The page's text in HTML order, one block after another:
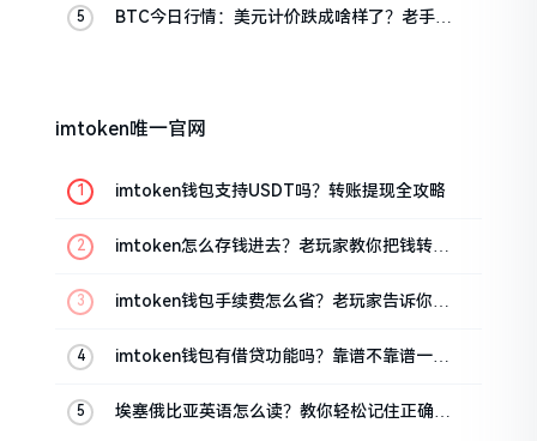
BTC今日行情：美元计价跌成啥样了？老手教
imtoken唯一官网
imtoken钱包支持USDT吗？转账提现全攻略
imtoken怎么存钱进去？老玩家教你把钱转进
imtoken钱包手续费怎么省？老玩家告诉你几
imtoken钱包有借贷功能吗？靠谱不靠谱一文
埃塞俄比亚英语怎么读？教你轻松记住正确发